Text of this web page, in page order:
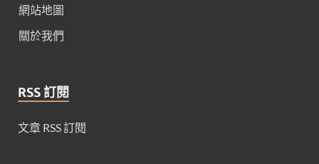
網站地圖
關於我們
RSS 訂閱
文章 RSS 訂閱